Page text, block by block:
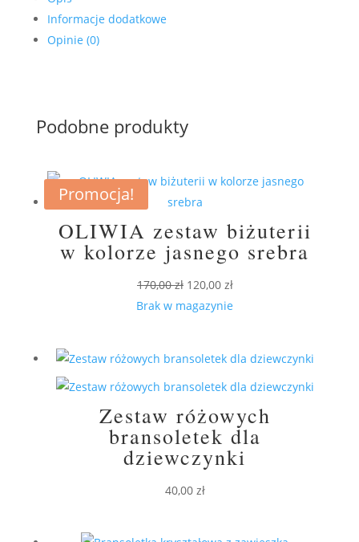
Informacje dodatkowe
Opinie (0)
Podobne produkty
Promocja!
OLIWIA zestaw biżuterii
w kolorze jasnego srebra
170,00zł Pierwotna
cena
120,00 złAktualna
cena
Brak w magazynie
Zestaw różowych
bransoletek dla
dziewczynki
40,00 zł